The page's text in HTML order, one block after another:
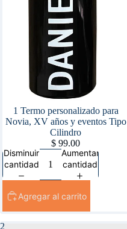
1 Termo personalizado para
Novia, XV años y eventos Tipo
Cilindro
$ 99.00
Disminuir
cantidad
Aumentar
cantidad
Agregar al carrito
2